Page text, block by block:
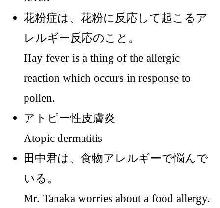
花粉症は、花粉に反応して起こるア
レルギー反応のこと。
Hay fever is a thing of the allergic
reaction which occurs in response to
pollen.
アトピー性皮膚炎
Atopic dermatitis
田中君は、食物アレルギーで悩んで
いる。
Mr. Tanaka worries about a food allergy.